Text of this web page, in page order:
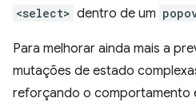
<select> dentro de um
Para melhorar ainda mais a
mutações de estado
reforçando o comportamento